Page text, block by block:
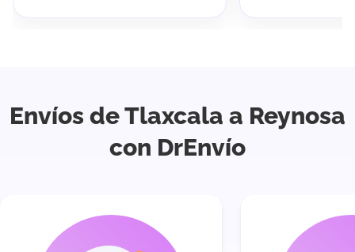
Envíos de Tlaxcala a Reynosa
con DrEnvío